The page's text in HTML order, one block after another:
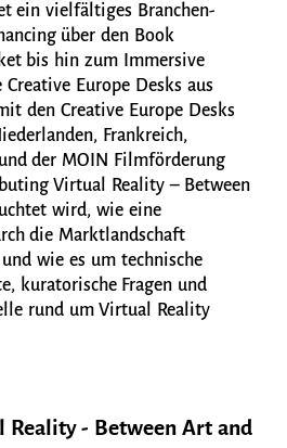
ein vielfältiges Branchen-
über den Book
bis hin zum Immersive
Europe Desks aus
den Creative Europe Desks
Frankreich,
der MOIN Filmförderung
Virtual Reality – Between
wird, wie eine
die Marktlandschaft
wie es um technische
kuratorische Fragen und
rund um Virtual Reality
- Between Art and